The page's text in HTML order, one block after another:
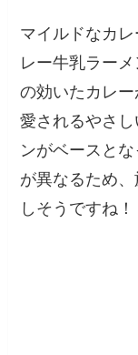
マイルドなカ
レー牛乳ラー
の効いたカレ
愛されるやさ
ンがベースと
が異なるため
しそうですね！